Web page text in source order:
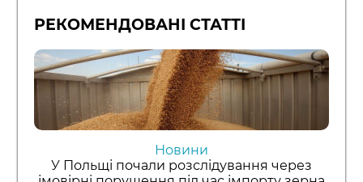
РЕКОМЕНДОВАНІ СТАТТІ
Новини
У Польщі почали розслідування через